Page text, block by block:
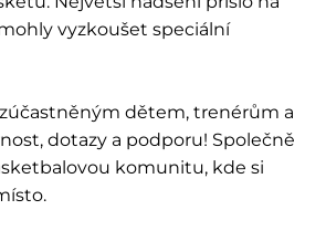
vyzkoušet speciální
dětem, trenérům a
dotazy a podporu! Společně
komunitu, kde si